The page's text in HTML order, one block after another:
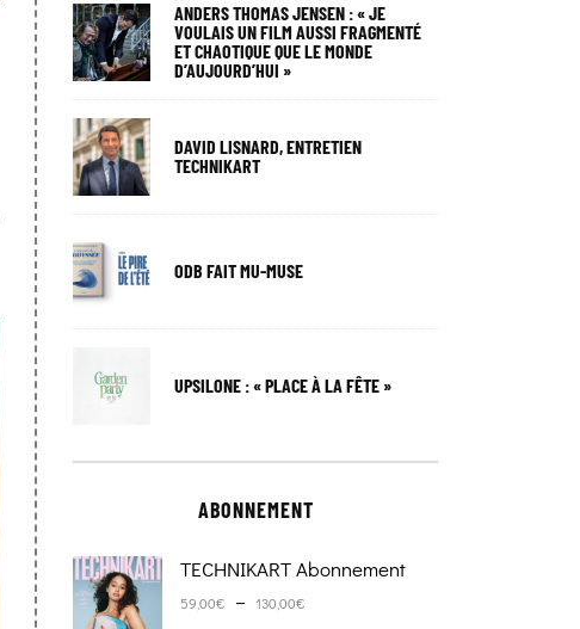
ANDERS THOMAS JENSEN : « JE
VOULAIS UN FILM AUSSI FRAGMENTÉ
ET CHAOTIQUE QUE LE MONDE
D’AUJOURD’HUI »
DAVID LISNARD, ENTRETIEN
TECHNIKART
ODB FAIT MU-MUSE
UPSILONE : « PLACE À LA FÊTE »
ABONNEMENT
TECHNIKART Abonnement
59,00€ – 130,00€